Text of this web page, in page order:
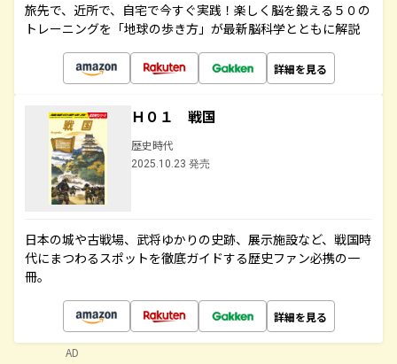
旅先で、近所で、自宅で今すぐ実践！楽しく脳を鍛える５０の
トレーニングを「地球の歩き方」が最新脳科学とともに解説
詳細を見る
Ｈ０１ 戦国
歴史時代
2025.10.23 発売
日本の城や古戦場、武将ゆかりの史跡、展示施設など、戦国時
代にまつわるスポットを徹底ガイドする歴史ファン必携の一
冊。
詳細を見る
AD